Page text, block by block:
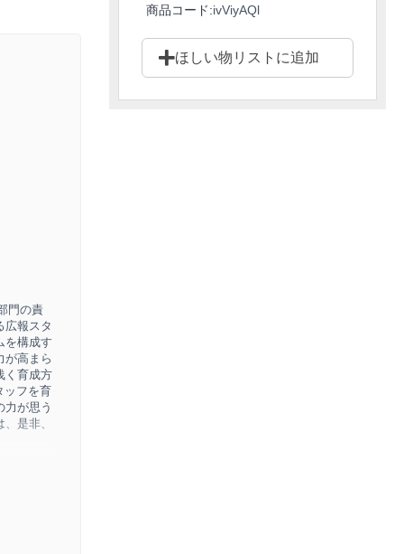
商品コード:ivViyAQl
ほしい物リストに追加
門の責
広報スタ
を構成す
が高まら
く育成方
ッフを育
力が思う
是非、
スタッ